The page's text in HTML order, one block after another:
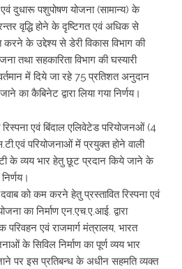
दुधारू पशुपोषण योजना (सामान्य) के
वृद्धि होने के दृष्टिगत एवं अधिक से
के उद्देश्य से डेरी विकास विभाग की
तथा सहकारिता विभाग की घस्यारी
में दिये जा रहे 75 प्रतिशत अनुदान
का कैबिनेट द्वारा लिया गया निर्णय।
एवं बिंदाल एलिवेटेड परियोजनओं (4
परियोजनाओं में प्रयुक्त होने वाली
के व्यय भार हेतु छूट प्रदान किये जाने के
को कम करने हेतु प्रस्तावित रिस्पना एवं
का निर्माण एन.एच.ए.आई. द्वारा
परिवहन एवं राजमार्ग मंत्रालय, भारत
के सिविल निर्माण का पूर्ण व्यय भार
पर इस प्रतिबन्ध के अधीन सहमति व्यक्त